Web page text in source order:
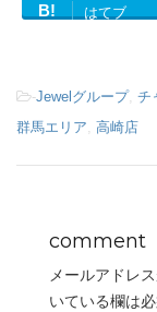
B! はてブ
-Jewelグループ, チ
群馬エリア, 高崎店
comment
メールアドレ
いている欄は